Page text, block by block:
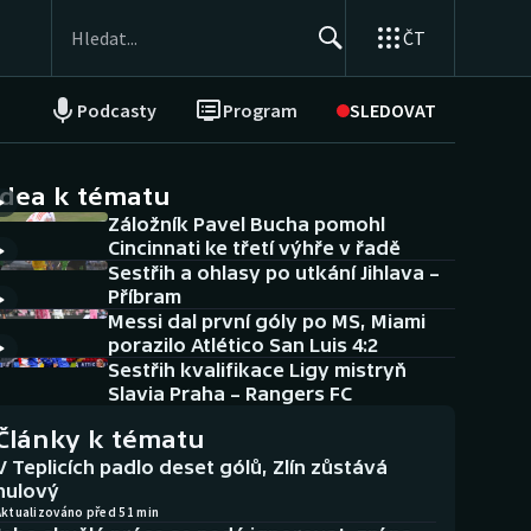
ČT
Podcasty Program SLEDOVAT
NEPŘEHLÉDNĚTE
Historické návraty
Aplikace ČT sport
AZ kvíz
k tématu
Záložník Pavel Bucha pomohl
Cincinnati ke třetí výhře v řadě
Sestřih a ohlasy po utkání Jihlava –
Příbram
Messi dal první góly po MS, Miami
porazilo Atlético San Luis 4:2
Sestřih kvalifikace Ligy mistryň
Slavia Praha – Rangers FC
k tématu
Teplicích padlo deset gólů, Zlín zůstává
před 51 min